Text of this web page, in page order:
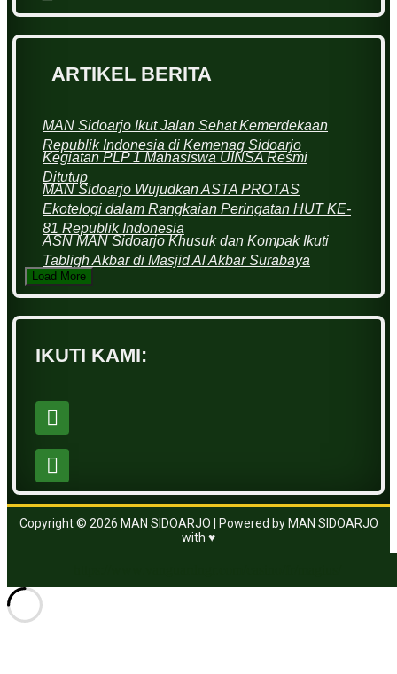
ARTIKEL BERITA
MAN Sidoarjo Ikut Jalan Sehat Kemerdekaan
Republik Indonesia di Kemenag Sidoarjo
Kegiatan PLP 1 Mahasiswa UINSA Resmi
Ditutup
MAN Sidoarjo Wujudkan ASTA PROTAS
Ekotelogi dalam Rangkaian Peringatan HUT KE-
81 Republik Indonesia
ASN MAN Sidoarjo Khusuk dan Kompak Ikuti
Tabligh Akbar di Masjid Al Akbar Surabaya
Load More
IKUTI KAMI:
Copyright © 2026 MAN SIDOARJO | Powered by MAN SIDOARJO
with ♥